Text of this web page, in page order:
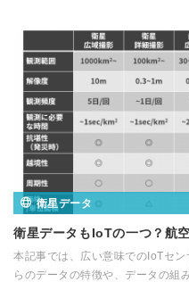
衛星データ
衛星データもIoTの一つ？航
本記事では、広い意味でのIoTセ
らのデータの特徴や、データの組